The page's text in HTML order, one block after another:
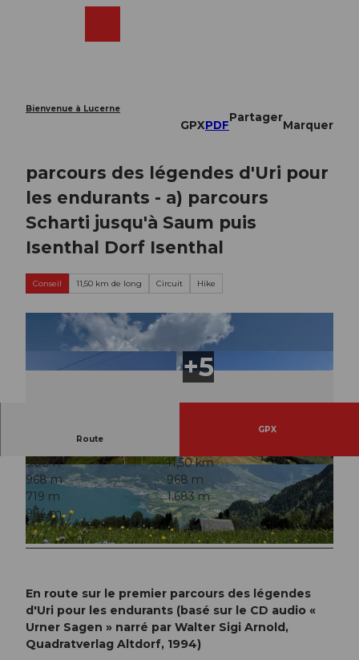
Bienvenue à Lucerne
GPXPDF
Partager
Marquer
parcours des légendes d'Uri pour
les endurants - a) parcours
Scharti jusqu'à Saum puis
Isenthal Dorf Isenthal
Conseil 11,50 km de long Circuit Hike
© Urner Sagenweg, Verein Urner Wanderwege |CC-BY
© Urner Sagenweg, Verein Urner Wanderwege |
CC-BY
© Urner Sagenweg, Verein Urner Wanderwege |
CC-BY
Route
GPX
5:00 h
11,50 km
968 m
968 m
719 m
1.683 m
964 m
En route sur le premier parcours des légendes
d'Uri pour les endurants (basé sur le CD audio «
Urner Sagen » narré par Walter Sigi Arnold,
Quadratverlag Altdorf, 1994)